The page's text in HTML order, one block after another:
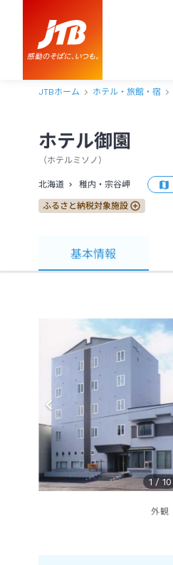
JTBホーム ホテル・旅館・宿
ホテル御園
（ホテルミソノ ）
北海道 稚内・宗谷岬
ふるさと納税対象施設
基本情報
1 / 10
外観